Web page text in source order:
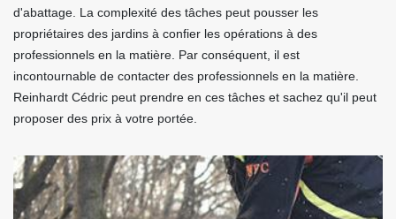
d'abattage. La complexité des tâches peut pousser les
propriétaires des jardins à confier les opérations à des
professionnels en la matière. Par conséquent, il est
incontournable de contacter des professionnels en la matière.
Reinhardt Cédric peut prendre en ces tâches et sachez qu'il peut
proposer des prix à votre portée.